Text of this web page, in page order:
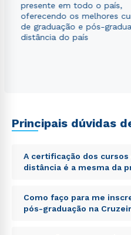
presente em todo o país,
oferecendo os melhores
de graduação e pós-
distância do país
Principais dúvidas
A certificação dos
distância é a mesma da
Sed ut perspiciatis unde
voluptatem accusantium
totam rem aperiam,
Como faço para me
pós-graduação na
Rápido e fácil